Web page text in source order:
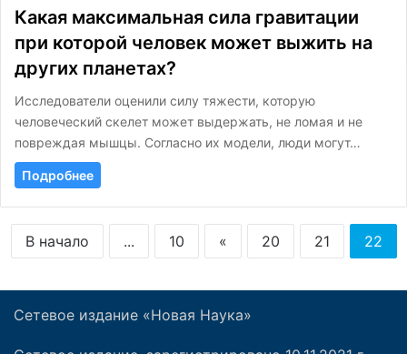
Какая максимальная сила гравитации
при которой человек может выжить на
других планетах?
Исследователи оценили силу тяжести, которую
человеческий скелет может выдержать, не ломая и не
повреждая мышцы. Согласно их модели, люди могут…
Подробнее
В начало ... 10 « 20 21 22
Сетевое издание «Новая Наука»